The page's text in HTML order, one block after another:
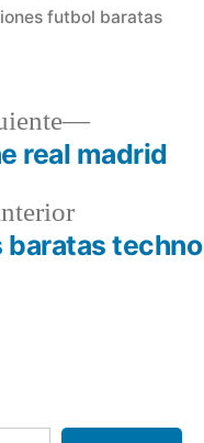
futbol baratas
Entrada
anterior:
baratas techno
Entrada
siguiente:
real madrid